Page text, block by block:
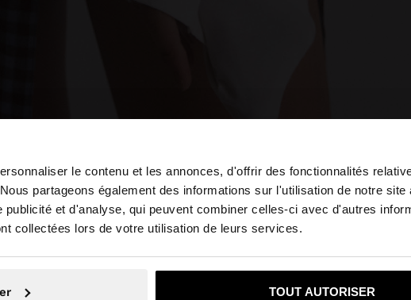
le contenu et les annonces, d'offrir des fonctionnalités
partageons également des informations sur l'utilisation de notre site
publicité et d'analyse, qui peuvent combiner celles-ci avec d'autres
collectées lors de votre utilisation de leurs services.
TOUT AUTORISER
Trinidad and Tobago. Voulez-vous parcourir notre site au
rester sur Trinidad and Tobago Oui, dirigez-moi vers United